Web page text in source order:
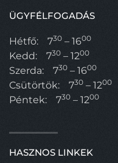
ÜGYFÉLFOGADÁS
Hétfő: 730 – 1600
Kedd: 730 – 1200
Szerda: 730 – 1600
Csütörtök: 730 – 1200
Péntek: 730 – 1200
HASZNOS LINKEK